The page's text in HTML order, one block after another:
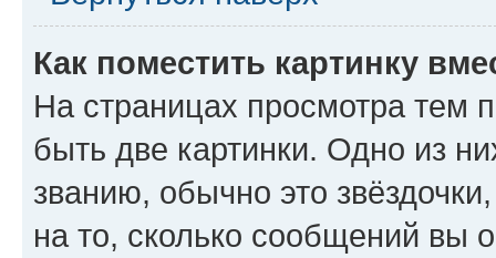
Как поместить картинку
На страницах просмотра тем
быть две картинки. Одно из
званию, обычно это
на то, сколько сообщений вы